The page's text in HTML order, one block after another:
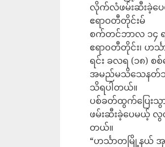
လိုက်လံဖမ်းဆီးခဲ့ပေ
ဧရာဝတီတိုင်းမ်
စက်တင်ဘာလ ၁၄
ဧရာ၀တီတိုင်း၊ ဟ
ရင်း ခလရ (၁၈)
အမည်မသိသေနတ်သ
သိရပါတယ်။
ပစ်ခတ်ထွက်ပြေးသွ
ဖမ်းဆီးခဲ့ပေမယ့်
တယ်။
“ဟင်္သာတမြို့နယ် အု